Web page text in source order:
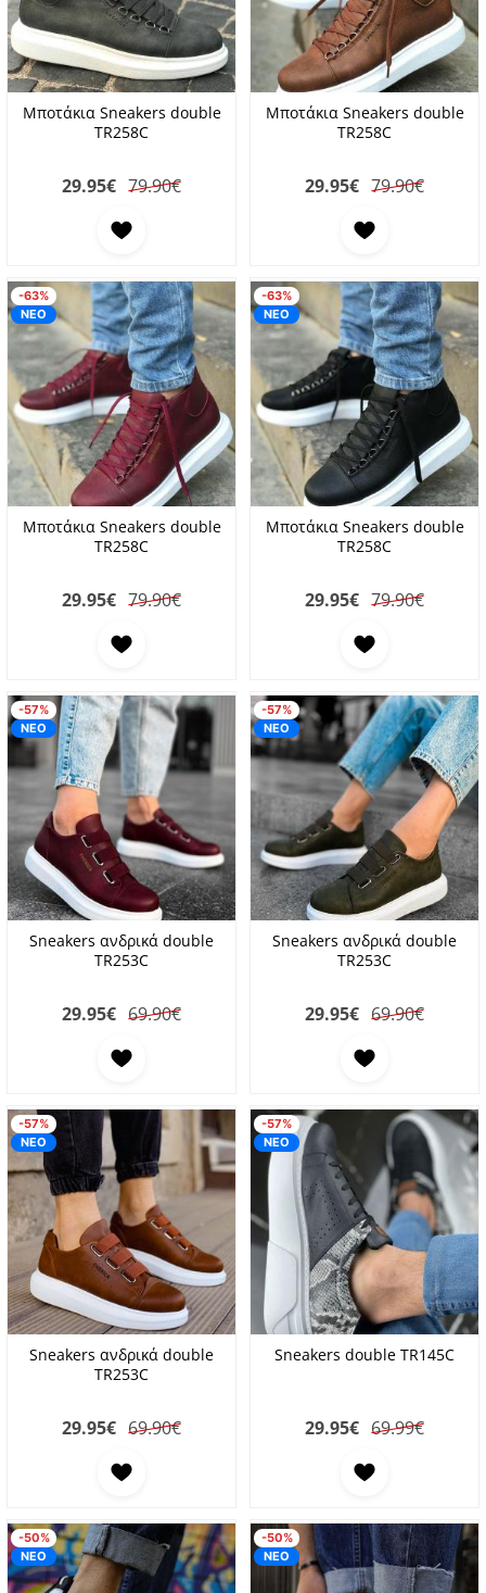
Μποτάκια Sneakers double
TR258C
29.95€ 79.90€
Προσθήκη στα αγαπημένα
Μποτάκια Sneakers double
TR258C
29.95€ 79.90€
Προσθήκη στα
Μποτάκια Sneakers double
TR258C
-63%
ΝΕΟ
29.95€ 79.90€
Προσθήκη στα αγαπημένα
Μποτάκια Sneakers double
TR258C
-63%
ΝΕΟ
29.95€ 79.90€
Προσθήκη στα
Sneakers ανδρικά double
TR253C
-57%
ΝΕΟ
29.95€ 69.90€
Προσθήκη στα αγαπημένα
Sneakers ανδρικά double
TR253C
-57%
ΝΕΟ
29.95€ 69.90€
Προσθήκη στα
Sneakers ανδρικά double
TR253C
-57%
ΝΕΟ
29.95€ 69.90€
Προσθήκη στα αγαπημένα
Sneakers double TR145C
-57%
ΝΕΟ
29.95€ 69.99€
Προσθήκη στα
-50%
ΝΕΟ
-50%
ΝΕΟ